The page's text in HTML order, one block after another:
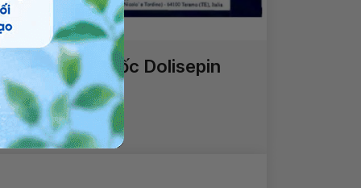
Công dụng thuốc Dolisepin
Xem thêm